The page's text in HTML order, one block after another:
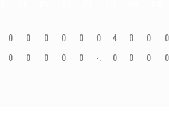
P2 P3 P4 P5 P6 P7 P1 P2 P3 P4
0 0 0 0 0 0 4 0 0 0
0 0 0 0 0 -. 0 0 0 0